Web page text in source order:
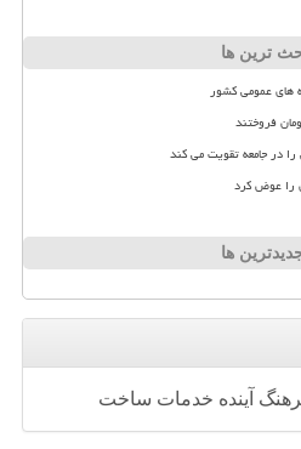
ترین ها
های عمومی کشور
را در جامعه تقویت می کند
را عوض کرد
ها
آینده خدمات ساخت